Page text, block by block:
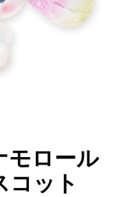
モロール
コット